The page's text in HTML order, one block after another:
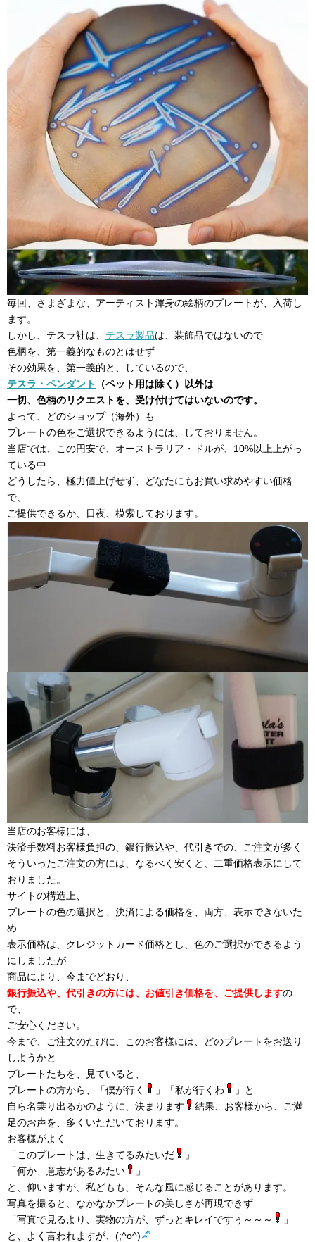
毎回、さまざまな、アーティスト渾身の絵柄のプレートが、入荷し
ます。
しかし、テスラ社は、 テスラ製品は、装飾品ではないので
色柄を、第一義的なものとはせず
その効果を、第一義的と、しているので、
テスラ・ペンダント
（ペット用は除く）以外は
一切、色柄のリクエストを、受け付けてはいないのです。
よって、どのショップ（海外）も
プレートの色をご選択できるようには、しておりません。
当店では、この円安で、オーストラリア・ドルが、10%以上上がっ
ている中
どうしたら、極力値上げせず、どなたにもお買い求めやすい価格
で、
ご提供できるか、日夜、模索しております。
当店のお客様には、
決済手数料お客様負担の、銀行振込や、代引きでの、ご注文が多く
そういったご注文の方には、なるべく安くと、二重価格表示にして
おりました。
サイトの構造上、
プレートの色の選択と、決済による価格を、両方、表示できないた
め
表示価格は、クレジットカード価格とし、色のご選択ができるよう
にしましたが
商品により、今までどおり、
銀行振込や、代引きの方には、お値引き価格を、ご提供しますの
で、
ご安心ください。
今まで、ご注文のたびに、このお客様には、どのプレートをお送り
しようかと
プレートたちを、見ていると、
プレートの方から、「僕が行く
」「私が行くわ
」と
自ら名乗り出るかのように、決まります
結果、お客様から、ご満
足のお声を、多くいただいております。
お客様がよく
「このプレートは、生きてるみたいだ
」
「何か、意志があるみたい
」
と、仰いますが、私どもも、そんな風に感じることがあります。
写真を撮ると、なかなかプレートの美しさが再現できず
「写真で見るより、実物の方が、ずっとキレイですぅ～～～
」
と、よく言われますが、(;^o^)